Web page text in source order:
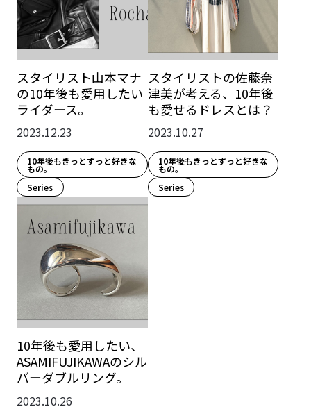
スタイリスト山本マナ
の10年後も愛用したい
ライダース。
2023.12.23
10年後もきっとずっと好きな
もの。
Series
スタイリストの佐藤奈
津美が考える、10年後
も愛せるドレスとは？
2023.10.27
10年後もきっとずっと好きな
もの。
Series
10年後も愛用したい、
ASAMIFUJIKAWAのシル
バーダブルリング。
2023.10.26